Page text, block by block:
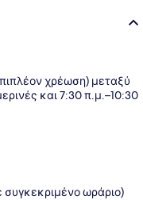
χρέωση) μεταξύ
και 7:30 π.μ.–10:30
ωράριο)